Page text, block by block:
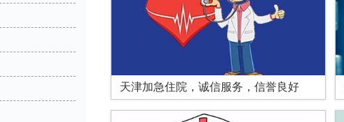
天津加急住院，诚信服务，信誉良好